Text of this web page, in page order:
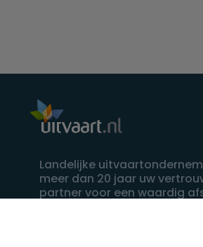
Landelijke
meer dan 20 jaar uw
partner voor een waardig